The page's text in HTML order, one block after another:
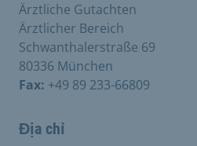
Ärztliche Gutachten
Ärztlicher Bereich
Schwanthalerstraße 69
80336 München
Fax: +49 89 233-66809
Địa chỉ